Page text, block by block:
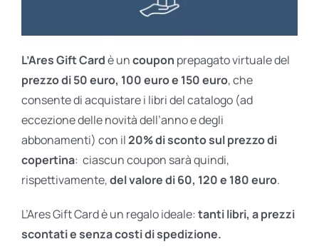
L’Ares Gift Cardè uncoupon prepagato virtuale del
prezzo di 50 euro, 100 euro e 150 euro, che
consente di acquistare i libri del catalogo (ad
eccezione delle novità dell’anno e degli
abbonamenti) con il20% di sconto sul prezzo di
copertina: ciascun coupon sarà quindi,
rispettivamente,del valore di 60, 120 e 180 euro.
L’Ares Gift Card è un regalo ideale: tanti libri, a prezzi
scontati esenza costi di spedizione.